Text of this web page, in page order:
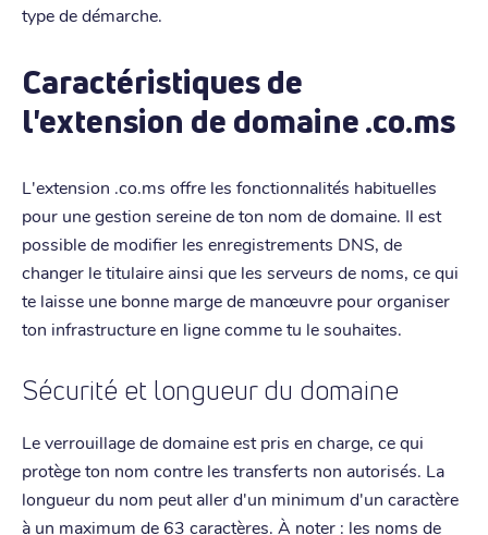
type de démarche.
Caractéristiques de
l'extension de domaine .co.ms
L'extension .co.ms offre les fonctionnalités habituelles
pour une gestion sereine de ton nom de domaine. Il est
possible de modifier les enregistrements DNS, de
changer le titulaire ainsi que les serveurs de noms, ce qui
te laisse une bonne marge de manœuvre pour organiser
ton infrastructure en ligne comme tu le souhaites.
Sécurité et longueur du domaine
Le verrouillage de domaine est pris en charge, ce qui
protège ton nom contre les transferts non autorisés. La
longueur du nom peut aller d'un minimum d'un caractère
à un maximum de 63 caractères. À noter : les noms de